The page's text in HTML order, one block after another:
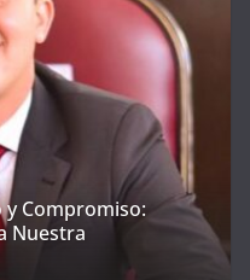
y Compromiso:
Nuestra